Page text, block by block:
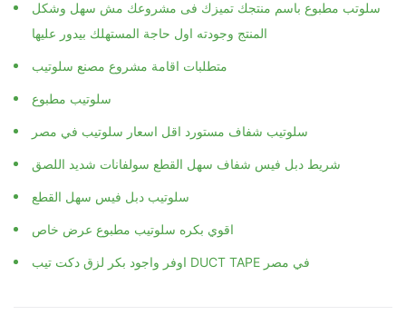
سلوتب مطبوع باسم منتجك تميزك فى مشروعك مش سهل وشكل
المنتج وجودته اول حاجة المستهلك بيدور عليها
متطلبات اقامة مشروع مصنع سلوتيب
سلوتيب مطبوع
سلوتيب شفاف مستورد اقل اسعار سلوتيب في مصر
شريط دبل فيس شفاف سهل القطع سولفانات شديد اللصق
سلوتيب دبل فيس سهل القطع
اقوي بكره سلوتيب مطبوع عرض خاص
اوفر واجود بكر لزق دكت تيب DUCT TAPE في مصر